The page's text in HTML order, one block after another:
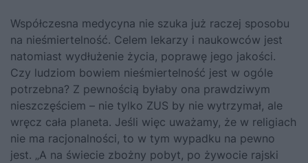
Współczesna medycyna nie szuka już raczej sposobu
na nieśmiertelność. Celem lekarzy i naukowców jest
natomiast wydłużenie życia, poprawę jego jakości.
Czy ludziom bowiem nieśmiertelność jest w ogóle
potrzebna? Z pewnością byłaby ona prawdziwym
nieszczęściem – nie tylko ZUS by nie wytrzymał, ale
wręcz cała planeta. Jeśli więc uważamy, że w religiach
nie ma racjonalności, to w tym wypadku na pewno
jest. „A na świecie zbożny pobyt, po żywocie rajski